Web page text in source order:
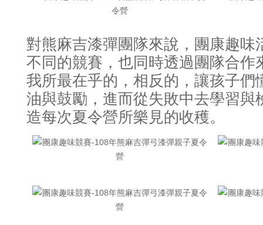
對熊麻吉漆彈團隊來說 ， 團康趣味
不同的競賽 ， 也同時透過團隊合作
我所最在乎的 ， 相反的 ， 讓孩子們
油與鼓勵 ， 進而從失敗中去學習與
造每次夏令營所樂見的收穫。